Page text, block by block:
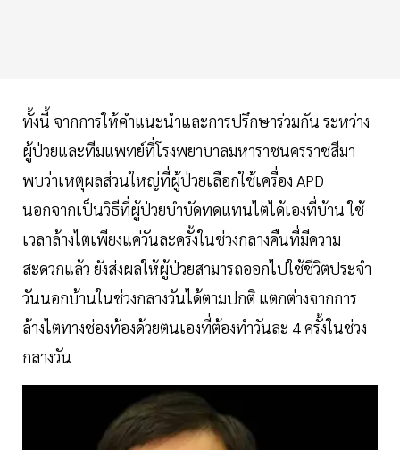
ทั้งนี้ จากการให้คำแนะนำและการปรึกษาร่วมกัน ระหว่าง
ผู้ป่วยและทีมแพทย์ที่โรงพยาบาลมหาราชนครราชสีมา
พบว่าเหตุผลส่วนใหญ่ที่ผู้ป่วยเลือกใช้เครื่อง APD
นอกจากเป็นวิธีที่ผู้ป่วยบำบัดทดแทนไตได้เองที่บ้าน ใช้
เวลาล้างไตเพียงแค่วันละครั้งในช่วงกลางคืนที่มีความ
สะดวกแล้ว ยังส่งผลให้ผู้ป่วยสามารถออกไปใช้ชีวิตประจำ
วันนอกบ้านในช่วงกลางวันได้ตามปกติ แตกต่างจากการ
ล้างไตทางช่องท้องด้วยตนเองที่ต้องทำวันละ 4 ครั้งในช่วง
กลางวัน